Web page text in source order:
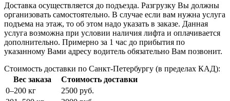
Доставка осуществляется до подъезда. Разгрузку Вы должны
организовать самостоятельно. В случае если вам нужна услуга
подъема на этаж, то об этом надо указать в заказе. Данная
услуга возможна при условии наличия лифта и оплачивается
дополнительно. Примерно за 1 час до прибытия по
указанному Вами адресу водитель обязательно Вам позвонит.
Стоимость доставки по Санкт-Петербургу (в пределах КАД):
Вес заказа
Стоимость доставки
0–200 кг
2500 руб.